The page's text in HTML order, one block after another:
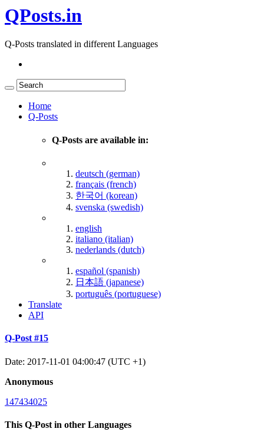
QPosts.in
Q-Posts translated in different Languages
Home
Q-Posts
Q-Posts are available in:
deutsch (german)
français (french)
한국어 (korean)
svenska (swedish)
english
italiano (italian)
nederlands (dutch)
español (spanish)
日本語 (japanese)
português (portuguese)
Translate
API
Q-Post #15
Date: 2017-11-01 04:00:47 (UTC +1)
Anonymous
147434025
This Q-Post in other Languages